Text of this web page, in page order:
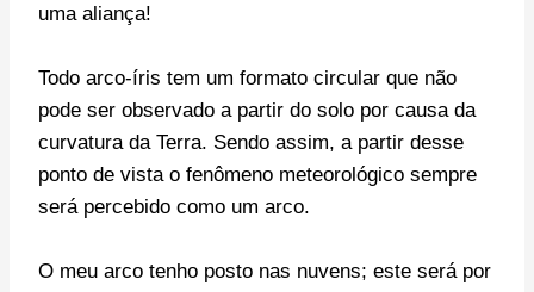
uma aliança!
Todo arco-íris tem um formato circular que não
pode ser observado a partir do solo por causa da
curvatura da Terra. Sendo assim, a partir desse
ponto de vista o fenômeno meteorológico sempre
será percebido como um arco.
O meu arco tenho posto nas nuvens; este será por